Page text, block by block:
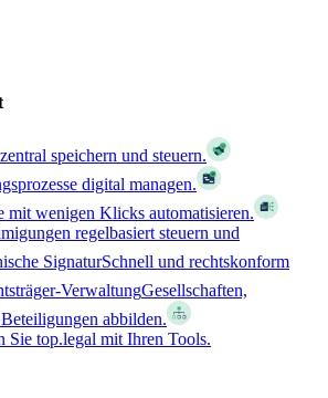
speichern und steuern.
digital managen.
mit wenigen Klicks automatisieren.
regelbasiert steuern und
SignaturSchnell und rechtskonform
VerwaltungGesellschaften,
abbilden.
Sie top.legal mit Ihren Tools.